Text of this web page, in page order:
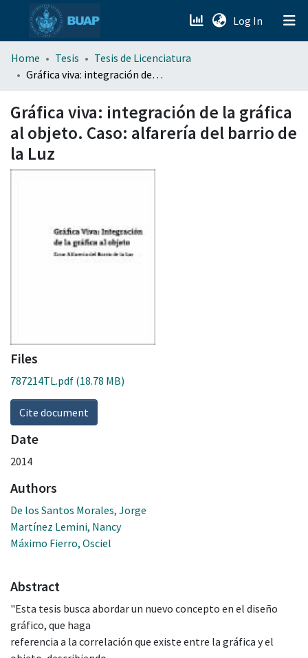
Log In (current)
menu.section.about_menu
Home Tesis
Tesis de Licenciatura
Gráfica viva: integración de la gráfica al objeto. Caso: alfarería del barrio de la Luz
Gráfica viva: integración de la gráfica
al objeto. Caso: alfarería del barrio de
la Luz
Files
787214TL.pdf (18.78 MB)
Cite document
Date
2014
Authors
De los Santos Morales, Jorge
Martínez Lemini, Nancy
Máximo Fierro, Osciel
Abstract
"Esta tesis busca abordar un nuevo concepto en el diseño
gráfico, que haga
referencia a la correlación que existe entre la gráfica y el